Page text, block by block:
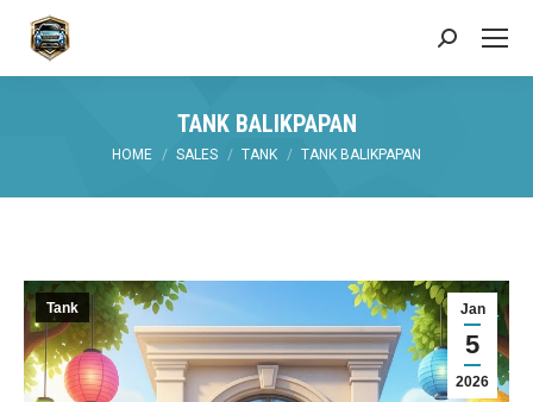
Search:
TANK BALIKPAPAN
You are here:
HOME SALES TANK TANK BALIKPAPAN
Jan
5
2026
Tank